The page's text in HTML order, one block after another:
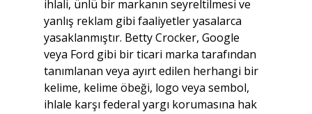
ihlali, ünlü bir markanın seyreltilmesi ve
yanlış reklam gibi faaliyetler yasalarca
yasaklanmıştır. Betty Crocker, Google
veya Ford gibi bir ticari marka tarafından
tanımlanan veya ayırt edilen herhangi bir
kelime, kelime öbeği, logo veya sembol,
ihlale karşı federal yargı korumasına hak